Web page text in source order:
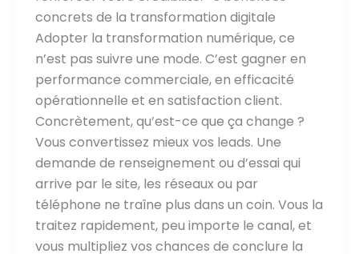
concrets de la transformation digitale
Adopter la transformation numérique, ce
n’est pas suivre une mode. C’est gagner en
performance commerciale, en efficacité
opérationnelle et en satisfaction client.
Concrètement, qu’est-ce que ça change ?
Vous convertissez mieux vos leads. Une
demande de renseignement ou d’essai qui
arrive par le site, les réseaux ou par
téléphone ne traîne plus dans un coin. Vous la
traitez rapidement, peu importe le canal, et
vous multipliez vos chances de conclure la